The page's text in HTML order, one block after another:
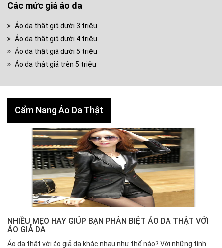
Các mức giá áo da
Áo da thật giá dưới 3 triệu
Áo da thật giá dưới 4 triệu
Áo da thật giá dưới 5 triệu
Áo da thật giá trên 5 triệu
Cẩm Nang Áo Da Thật
NHIỀU MẸO HAY GIÚP BẠN PHÂN BIỆT ÁO DA THẬT VỚI
ÁO GIẢ DA
Áo da thật với áo giả da khác nhau như thế nào? Với những tính